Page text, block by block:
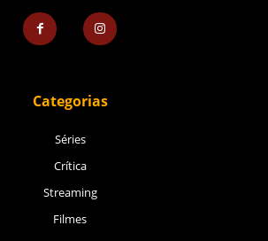
Categorias
Séries
Crítica
Streaming
Filmes